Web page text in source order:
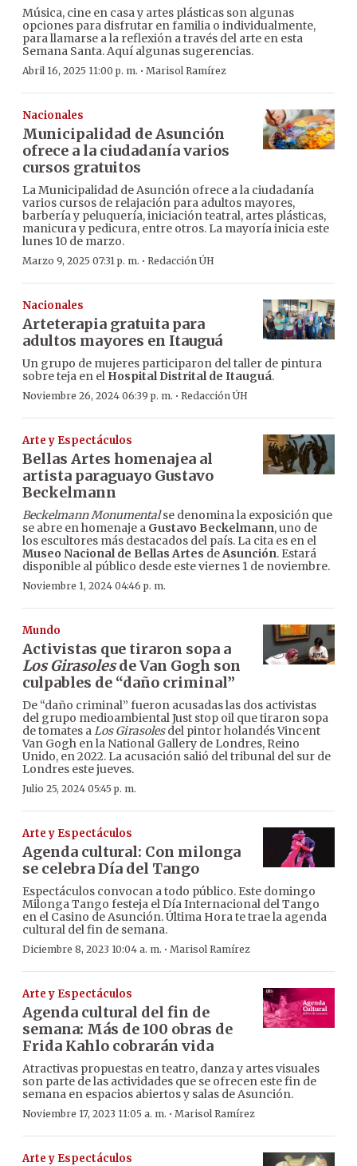
Música, cine en casa y artes plásticas son algunas
opciones para disfrutar en familia o individualmente,
para llamarse a la reflexión a través del arte en esta
Semana Santa. Aquí algunas sugerencias.
Abril 16, 2025 11:00 p. m. · Marisol Ramírez
Nacionales
Municipalidad de Asunción
ofrece a la ciudadanía varios
cursos gratuitos
La Municipalidad de Asunción ofrece a la ciudadanía
varios cursos de relajación para adultos mayores,
barbería y peluquería, iniciación teatral, artes plásticas,
manicura y pedicura, entre otros. La mayoría inicia este
lunes 10 de marzo.
Marzo 9, 2025 07:31 p. m. · Redacción ÚH
Nacionales
Arteterapia gratuita para
adultos mayores en Itauguá
Un grupo de mujeres participaron del taller de pintura
sobre teja en el Hospital Distrital de Itauguá.
Noviembre 26, 2024 06:39 p. m. · Redacción ÚH
Arte y Espectáculos
Bellas Artes homenajea al
artista paraguayo Gustavo
Beckelmann
Beckelmann Monumentalse denomina la exposición que
se abre en homenaje a Gustavo Beckelmann, uno de
los escultores más destacados del país. La cita es en el
Museo Nacional de Bellas Artes deAsunción. Estará
disponible al público desde este viernes 1 de noviembre.
Noviembre 1, 2024 04:46 p. m.
Mundo
Activistas que tiraron sopa a
Los Girasolesde Van Gogh son
culpables de “daño criminal”
De “daño criminal” fueron acusadas las dos activistas
del grupo medioambiental Just stop oil que tiraron sopa
de tomates aLos Girasolesdel pintor holandés Vincent
Van Gogh en la National Gallery de Londres, Reino
Unido, en 2022. La acusación salió del tribunal del sur de
Londres este jueves.
Julio 25, 2024 05:45 p. m.
Arte y Espectáculos
Agenda cultural: Con milonga
se celebra Día del Tango
Espectáculos convocan a todo público. Este domingo
Milonga Tango festeja el Día Internacional del Tango
en el Casino de Asunción. Última Hora te trae la agenda
cultural del fin de semana.
Diciembre 8, 2023 10:04 a. m. · Marisol Ramírez
Arte y Espectáculos
Agenda cultural del fin de
semana: Más de 100 obras de
Frida Kahlo cobrarán vida
Atractivas propuestas en teatro, danza y artes visuales
son parte de las actividades que se ofrecen este fin de
semana en espacios abiertos y salas de Asunción.
Noviembre 17, 2023 11:05 a. m. · Marisol Ramírez
Arte y Espectáculos